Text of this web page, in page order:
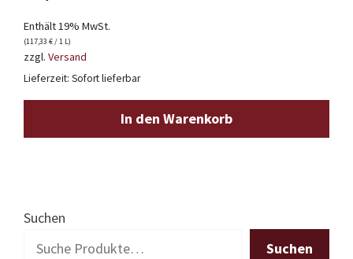
Enthält 19% MwSt.
(117,33 €/ 1 L)
zzgl. Versand
Lieferzeit: Sofort lieferbar
In den Warenkorb
Suchen
Suchen